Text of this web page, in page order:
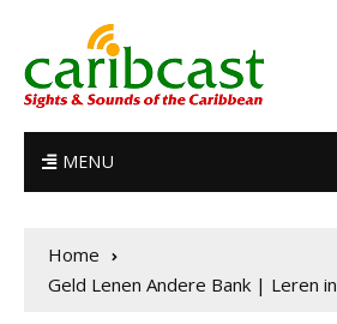
MENU
Home
Geld Lenen Andere Bank | Leren